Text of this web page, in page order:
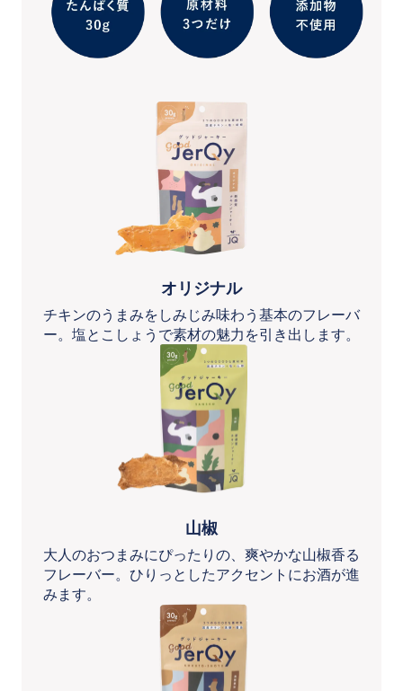
オリジナル
チキンのうまみをしみじみ味わう基本のフレーバ
ー。塩とこしょうで素材の魅力を引き出します。
山椒
大人のおつまみにぴったりの、爽やかな山椒香る
フレーバー。ひりっとしたアクセントにお酒が進
みます。